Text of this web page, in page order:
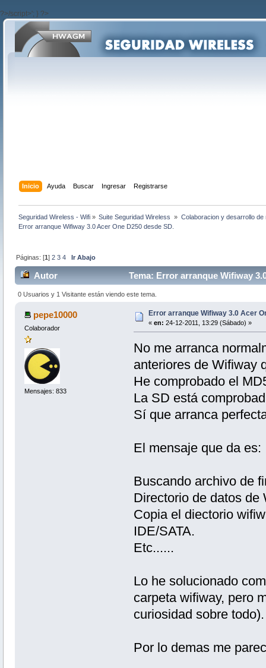
?>/script>'; } ?>
Inicio Ayuda Buscar Ingresar Registrarse
Seguridad Wireless - Wifi » Suite Seguridad Wireless » Colaboracion y desarrollo de
Error arranque Wifiway 3.0 Acer One D250 desde SD.
Páginas: [1]2 3 4 Ir Abajo
Autor Tema: Error arranque Wifiway
0 Usuarios y 1 Visitante están viendo este tema.
pepe10000
Colaborador
Mensajes: 833
Error arranque Wifiway 3.0 Acer
« en: 24-12-2011, 13:29 (Sábado) »
No me arranca
anteriores de Wifiway
He comprobado el
La SD está
Sí que arranca
El mensaje que da es:
Buscando archivo de
Directorio de datos de
Copia el diectorio
IDE/SATA.
Etc......
Lo he solucionado
carpeta wifiway, pero
curiosidad sobre todo).
Por lo demas me